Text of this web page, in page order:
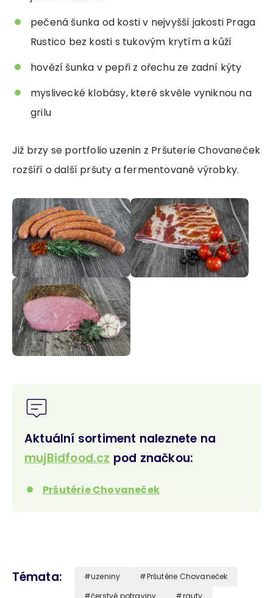
pečená šunka od kosti v nejvyšší jakosti Praga
Rustico bez kosti s tukovým krytím a kůží
hovězí šunka v pepři z ořechu ze zadní kýty
myslivecké klobásy, které skvěle vyniknou na
grilu
Již brzy se portfolio uzenin z Pršuterie Chovaneček
rozšíří o další pršuty a fermentované výrobky.
Aktuální sortiment naleznete na
mujBidfood.czpod značkou:
Pršutérie Chovaneček
Témata uzeniny
Pršutérie Chovaneček